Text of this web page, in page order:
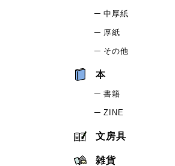
中厚紙
厚紙
その他
本
書籍
ZINE
文房具
雑貨